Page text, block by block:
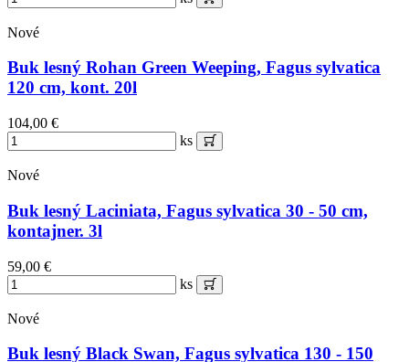
Nové
Buk lesný Rohan Green Weeping, Fagus sylvatica
120 cm, kont. 20l
104,00 €
ks
Nové
Buk lesný Laciniata, Fagus sylvatica 30 - 50 cm,
kontajner. 3l
59,00 €
ks
Nové
Buk lesný Black Swan, Fagus sylvatica 130 - 150